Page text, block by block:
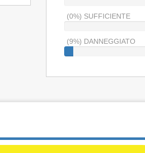
(0%) SUFFICIENTE
(9%) DANNEGGIATO